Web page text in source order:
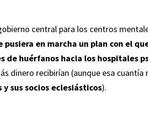
central para los centros
pusiera en marcha un plan con el
de huérfanos hacia los hospitales
dinero recibirían (aunque esa cuantía
sus socios eclesiásticos).